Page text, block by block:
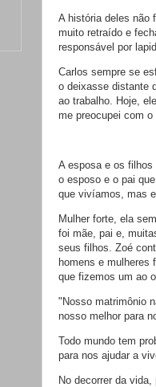
A história deles não
muito retraído e
responsável por
Carlos sempre se
o deixasse distante
ao trabalho. Hoje,
me preocupei com
A esposa e os
o esposo e o pai
que vivíamos, mas
Mulher forte, ela
foi mãe, pai e,
seus filhos. Zoé
homens e mulheres
que fizemos um ao
"Nosso matrimônio
nosso melhor para
Todo mundo tem
para nos ajudar a
No decorrer da